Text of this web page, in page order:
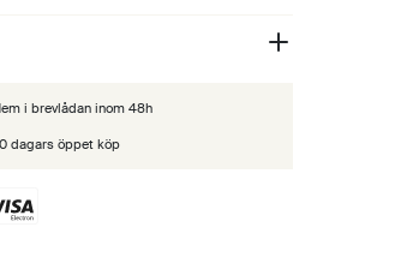
i brevlådan inom 48h
dagars öppet köp